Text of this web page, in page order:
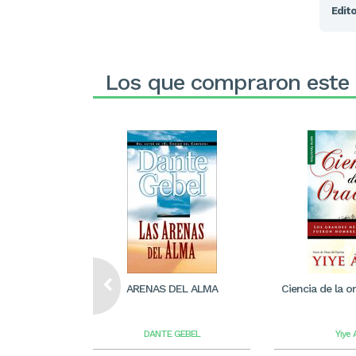
Los que compraron
ARENAS DEL ALMA
DANTE GEBEL
Ciencia de la
Yiye